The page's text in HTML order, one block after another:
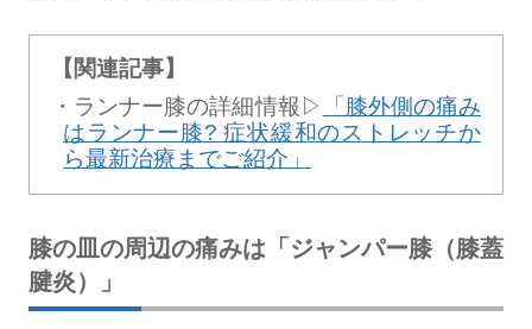
【関連記事】
ランナー膝の詳細情報▷
「膝外側の痛み
はランナー膝? 症状緩和のストレッチか
ら最新治療までご紹介」
膝の皿の周辺の痛みは「ジャンパー膝（膝蓋
腱炎）」